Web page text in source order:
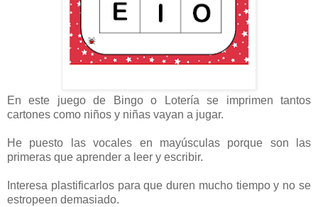
En este juego de Bingo o Lotería se imprimen tantos
cartones como niños y niñas vayan a jugar.
He puesto las vocales en mayúsculas porque son las
primeras que aprender a leer y escribir.
Interesa plastificarlos para que duren mucho tiempo y no se
estropeen demasiado.